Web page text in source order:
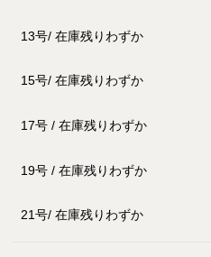
13号 在庫残りわずか
15号 在庫残りわずか
17号 在庫残りわずか
19号 在庫残りわずか
21号 在庫残りわずか